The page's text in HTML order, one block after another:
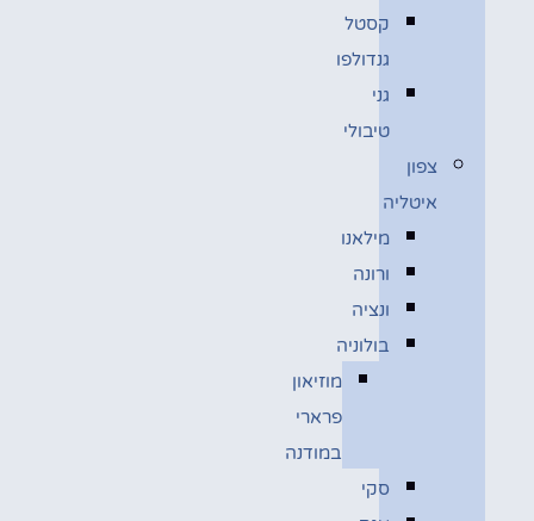
קסטל
גנדולפו
גני
טיבולי
צפון
איטליה
מילאנו
ורונה
ונציה
בולוניה
מוזיאון
פרארי
במודנה
סקי